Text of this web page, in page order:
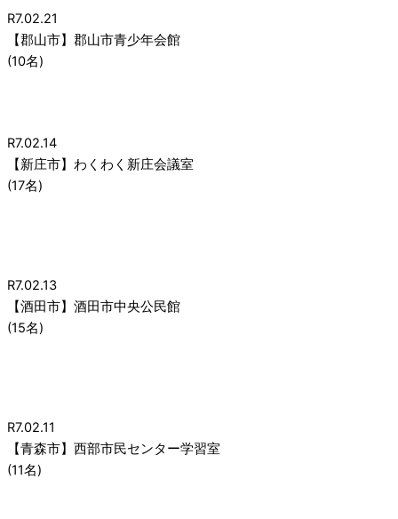
R7.02.21
【郡山市】郡山市青少年会館
(10名)
R7.02.14
【新庄市】わくわく新庄会議室
(17名)
R7.02.13
【酒田市】酒田市中央公民館
(15名)
R7.02.11
【青森市】西部市民センター学習室
(11名)